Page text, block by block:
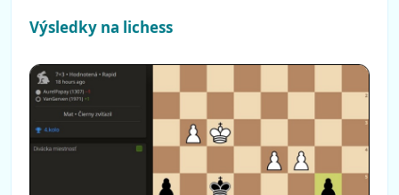
Výsledky na lichess